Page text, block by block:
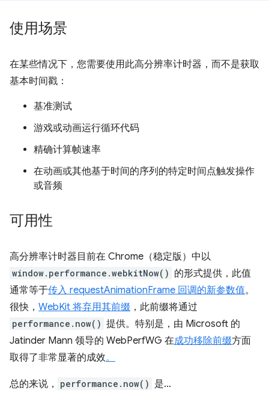
使用场景
在某些情况下，您需要使用此高分辨率计时器，而不是获取
基本时间戳：
基准测试
游戏或动画运行循环代码
精确计算帧速率
在动画或其他基于时间的序列的特定时间点触发操作
或音频
可用性
高分辨率计时器目前在 Chrome（稳定版）中以
window.performance.webkitNow() 的形式提供，此值
通常等于传入 requestAnimationFrame 回调的新参数值。
很快， WebKit 将弃用其前缀 ，此前缀将通过
performance.now() 提供。特别是，由 Microsoft 的
Jatinder Mann 领导的 WebPerfWG 在成功移除前缀方面
取得了非常显著的成效。
总的来说， performance.now() 是…